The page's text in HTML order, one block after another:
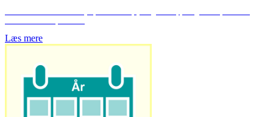
Læs mere